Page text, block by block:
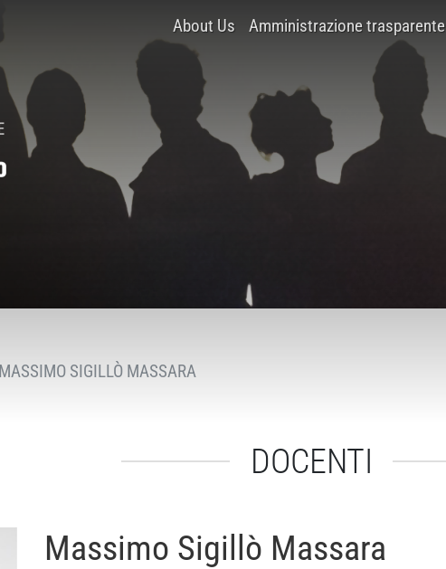
About Us Amministrazione trasparente
MASSIMO SIGILLÒ MASSARA
DOCENTI
Massimo Sigillò Massara